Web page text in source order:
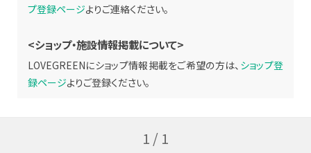
プ登録ページよりご連絡ください。
<ショップ・施設情報掲載について>
LOVEGREENにショップ情報掲載をご希望の方は、 ショップ登
録ページよりご登録ください。
1 / 1